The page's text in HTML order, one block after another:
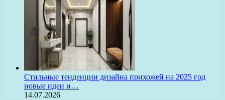
Стильные тенденции дизайна прихожей на 2025 год
новые идеи и…
14.07.2026